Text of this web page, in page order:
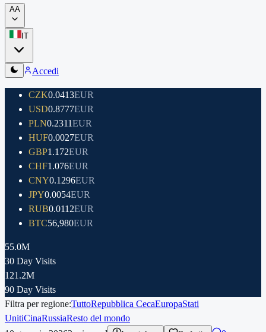
AA
IT
Accedi
CZK0.0413EUR
USD0.8777EUR
PLN0.2311EUR
HUF0.0027EUR
GBP1.172EUR
CHF1.076EUR
CNY0.1296EUR
JPY0.0054EUR
RUB0.0112EUR
BTC56,980EUR
55.0M
30 Day Visits
121.2M
90 Day Visits
Filtra per regione:TuttoRepubblica CecaEuropaStati
UnitiCinaRussiaResto del mondo